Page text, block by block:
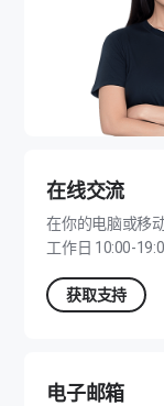
在线交流
在你的电脑或移
工作日 10:00-
获取支持
电子邮箱